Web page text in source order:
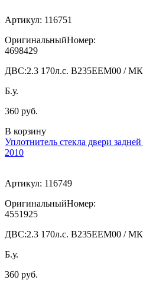
Артикул: 116751
ОригинальныйНомер:
4698429
ДВС:2.3 170л.с. В235ЕЕМ00 /
Б.у.
360 руб.
В корзину
Уплотнитель стекла двери
2010
Артикул: 116749
ОригинальныйНомер:
4551925
ДВС:2.3 170л.с. В235ЕЕМ00 /
Б.у.
360 руб.